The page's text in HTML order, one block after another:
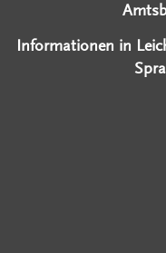
Informationen in